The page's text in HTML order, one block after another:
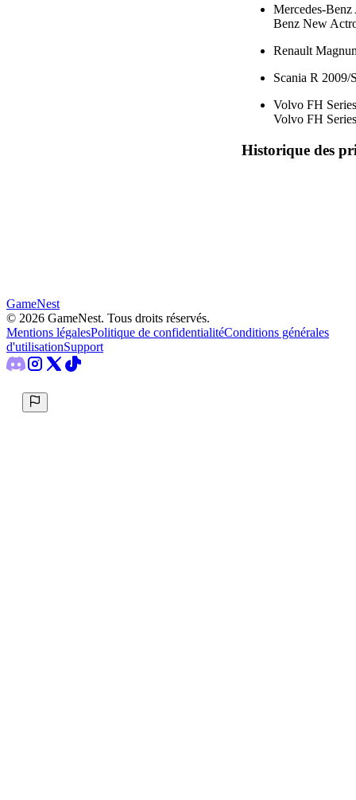
Mercedes-
Benz New
Renault
Scania R 2009/
Volvo FH
Volvo FH
Historique des
GameNest
© 2026 GameNest. Tous droits réservés.
Mentions légalesPolitique de confidentialitéConditions générales
d'utilisationSupport